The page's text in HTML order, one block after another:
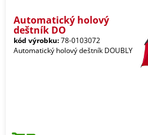
Automatický holový
deštník DO
kód výrobku:78-0103072
Automatický holový deštník DOUBLY